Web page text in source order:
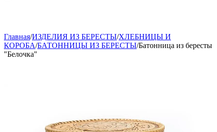
Главная/ИЗДЕЛИЯ ИЗ БЕРЕСТЫ/ХЛЕБНИЦЫ И
КОРОБА/БАТОННИЦЫ ИЗ БЕРЕСТЫ/Батонница из бересты
"Белочка"